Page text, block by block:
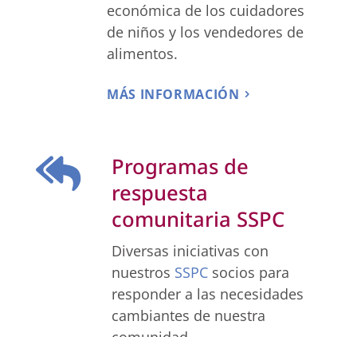
económica de los cuidadores
de niños y los vendedores de
alimentos.
MÁS INFORMACIÓN

Programas de
respuesta
comunitaria SSPC
Diversas iniciativas con
nuestros SSPCsocios para
responder a las necesidades
cambiantes de nuestra